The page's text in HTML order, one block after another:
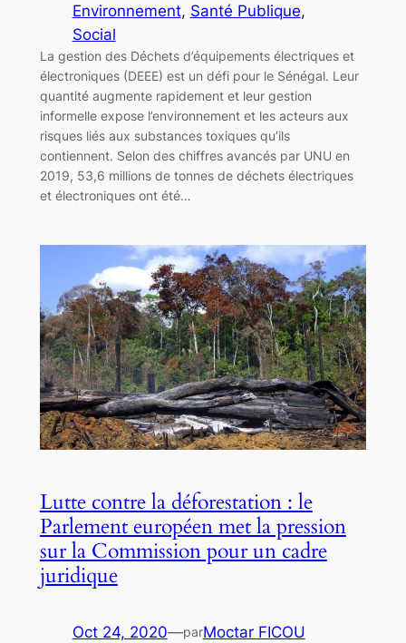
Environnement, Santé Publique
Social
La gestion des Déchets d’équipements électriques et
électroniques (DEEE) est un défi pour le Sénégal. Leur
quantité augmente rapidement et leur gestion
informelle expose l’environnement et les acteurs aux
risques liés aux substances toxiques qu’ils
contiennent. Selon des chiffres avancés par UNU en
2019, 53,6 millions de tonnes de déchets électriques
et électroniques ont été…
Lutte contre la déforestation : le
Parlement européen met la pression
sur la Commission pour un cadre
juridique
Oct 24, 2020—parMoctar FICOU